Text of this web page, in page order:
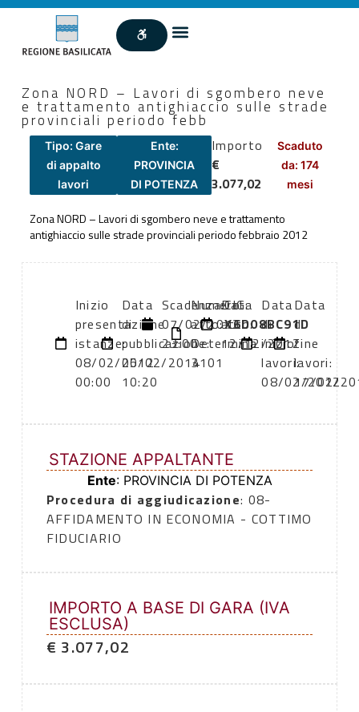
Zona NORD – Lavori di sgombero neve
e trattamento antighiaccio sulle strade
provinciali periodo febb
Tipo: Gare
di appalto
lavori
Ente:
PROVINCIA
DI POTENZA
Importo
€
3.077,02
Scaduto
da: 174
mesi
Zona NORD – Lavori di sgombero neve e trattamento
antighiaccio sulle strade provinciali periodo febbraio 2012
Inizio
presentazione
istanze:
08/02/2012
00:00
Data
di
pubblicazione:
05/02/2014
10:20
Scadenza:
07/02/2012
23:00
Numero
atto:
Determina
3101
Data
atto:
12/12/2012
CIG:
X6D08BC91D
Data
di
inizio
lavori:
08/02/2012
Data
di
fine
lavori:
17/02/
STAZIONE APPALTANTE
Ente: PROVINCIA DI POTENZA
Procedura di aggiudicazione: 08-
AFFIDAMENTO IN ECONOMIA - COTTIMO
FIDUCIARIO
IMPORTO A BASE DI GARA (IVA
ESCLUSA)
€ 3.077,02